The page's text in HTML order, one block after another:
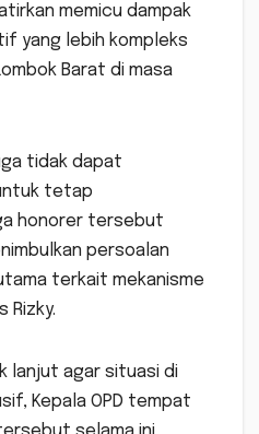
memicu dampak
yang lebih kompleks
Barat di masa
tidak dapat
tetap
honorer tersebut
persoalan
terkait mekanisme
Rizky.
lanjut agar situasi di
Kepala OPD tempat